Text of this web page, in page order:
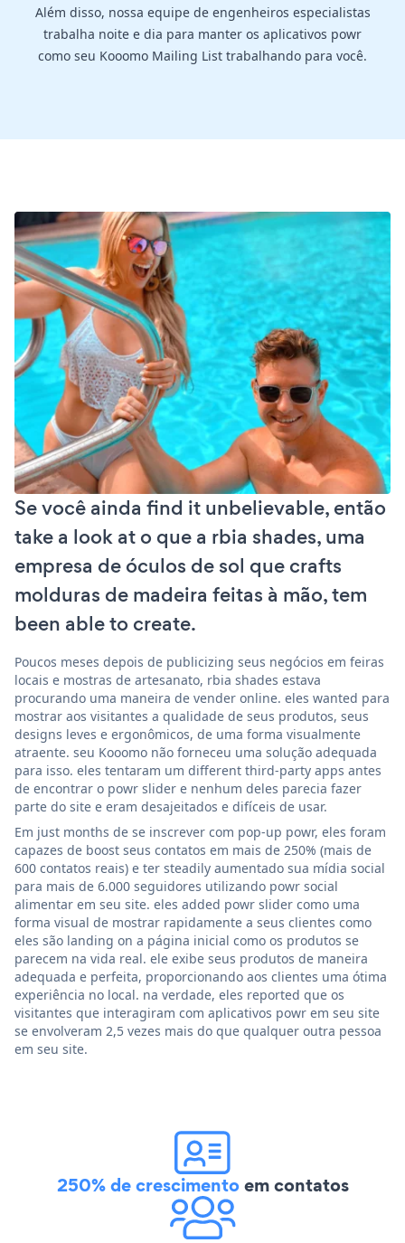
Além disso, nossa equipe de engenheiros especialistas
trabalha noite e dia para manter os aplicativos powr
como seu Kooomo Mailing List trabalhando para você.
Se você ainda find it unbelievable, então
take a look at o que a rbia shades, uma
empresa de óculos de sol que crafts
molduras de madeira feitas à mão, tem
been able to create.
Poucos meses depois de publicizing seus negócios em feiras
locais e mostras de artesanato, rbia shades estava
procurando uma maneira de vender online. eles wanted para
mostrar aos visitantes a qualidade de seus produtos, seus
designs leves e ergonômicos, de uma forma visualmente
atraente. seu Kooomo não forneceu uma solução adequada
para isso. eles tentaram um different third-party apps antes
de encontrar o powr slider e nenhum deles parecia fazer
parte do site e eram desajeitados e difíceis de usar.
Em just months de se inscrever com pop-up powr, eles foram
capazes de boost seus contatos em mais de 250% (mais de
600 contatos reais) e ter steadily aumentado sua mídia social
para mais de 6.000 seguidores utilizando powr social
alimentar em seu site. eles added powr slider como uma
forma visual de mostrar rapidamente a seus clientes como
eles são landing on a página inicial como os produtos se
parecem na vida real. ele exibe seus produtos de maneira
adequada e perfeita, proporcionando aos clientes uma ótima
experiência no local. na verdade, eles reported que os
visitantes que interagiram com aplicativos powr em seu site
se envolveram 2,5 vezes mais do que qualquer outra pessoa
em seu site.
250% de crescimentoem contatos